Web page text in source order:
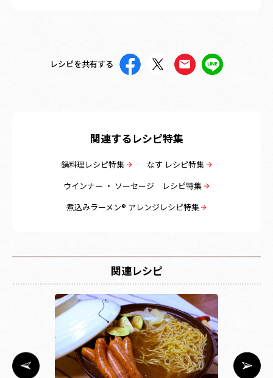
レシピを共有する
関連するレシピ特集
鍋料理レシピ特集
なす レシピ特集
ウインナー ・ ソーセージ レシピ特集
煮込みラーメン® アレンジレシピ特集
関連レシピ